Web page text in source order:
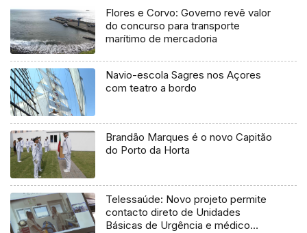
Flores e Corvo: Governo revê valor
do concurso para transporte
marítimo de mercadoria
Navio-escola Sagres nos Açores
com teatro a bordo
Brandão Marques é o novo Capitão
do Porto da Horta
Telessaúde: Novo projeto permite
contacto direto de Unidades
Básicas de Urgência e médico